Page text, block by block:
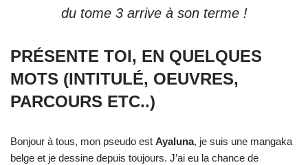
du tome 3 arrive à son terme !
PRÉSENTE TOI, EN QUELQUES
MOTS (INTITULÉ, OEUVRES,
PARCOURS ETC..)
Bonjour à tous, mon pseudo est Ayaluna, je suis une mangaka
belge et je dessine depuis toujours. J’ai eu la chance de